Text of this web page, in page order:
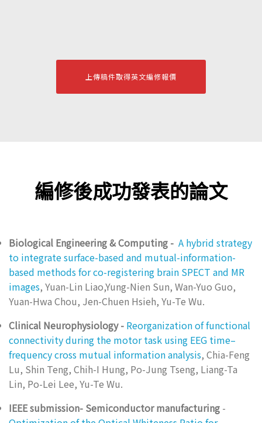
上傳稿件取得英文編修報價
編修後成功發表的論文
Biological Engineering & Computing - A hybrid strategy
to integrate surface-based and mutual-information-
based methods for co-registering brain SPECT and MR
images, Yuan-Lin Liao,Yung-Nien Sun, Wan-Yuo Guo,
Yuan-Hwa Chou, Jen-Chuen Hsieh, Yu-Te Wu.
Clinical Neurophysiology - Reorganization of functional
connectivity during the motor task using EEG time–
frequency cross mutual information analysis, Chia-Feng
Lu, Shin Teng, Chih-I Hung, Po-Jung Tseng, Liang-Ta
Lin, Po-Lei Lee, Yu-Te Wu.
IEEE submission- Semiconductor manufacturing -